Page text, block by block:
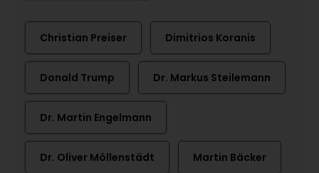
Christian Preiser Dimitrios Koranis
Donald Trump Dr. Markus Steilemann
Dr. Martin Engelmann
Dr. Oliver Möllenstädt Martin Bäcker